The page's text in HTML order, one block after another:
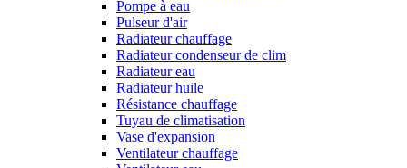
Pompe à eau
Pulseur d'air
Radiateur chauffage
Radiateur condenseur de clim
Radiateur eau
Radiateur huile
Résistance chauffage
Tuyau de climatisation
Vase d'expansion
Ventilateur chauffage